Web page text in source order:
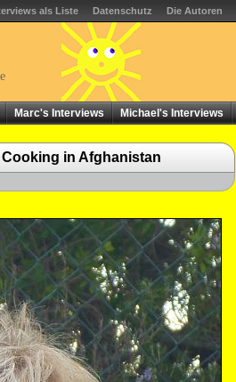
als Liste Datenschutz Die Autoren
Marc's Interviews Michael's Interviews
in Afghanistan